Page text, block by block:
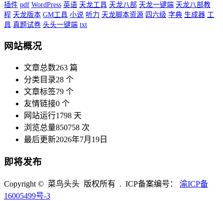
插件 pdf WordPress 英语 天龙工具 天龙八部 天龙一键端 天龙八部教
程 天龙版本 GM工具 小说 听力 天龙脚本资源 四六级 字典 生成器 工
具 真题试卷 头头一键端 txt
网站概况
文章总数263 篇
分类目录28 个
文章标签79 个
友情链接0 个
网站运行1798 天
浏览总量850758 次
最后更新2026年7月19日
即将发布
Copyright © 菜鸟头头 版权所有 . ICP备案编号： 渝ICP备
16005499号-3